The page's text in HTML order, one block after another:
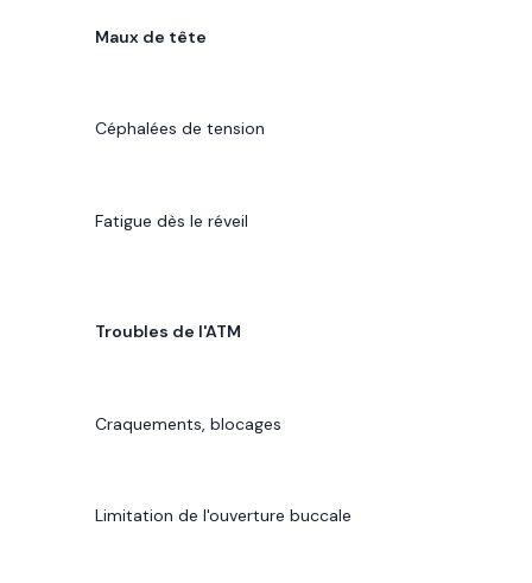
Maux de tête
Céphalées de tension
Fatigue dès le réveil
Troubles de l'ATM
Craquements, blocages
Limitation de l'ouverture buccale